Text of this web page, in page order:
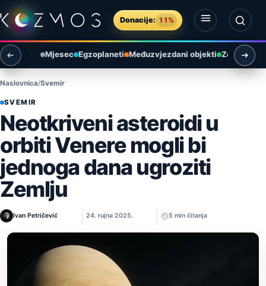
Preskoči na sadržaj
Donacije: 11%
Otvori izbornik
Otvori pretragu
Mjesec Egzoplaneti Međuzvjezdani objekti Zemlja i
Naslovnica Svemir
SVEMIR
Neotkriveni asteroidi u
orbiti Venere mogli bi
jednoga dana ugroziti
Zemlju
Ivan Petričević 24. rujna 2025. 5 min čitanja